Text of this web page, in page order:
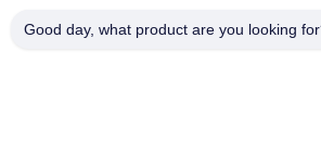
Επισκέψεις Στο
Good day, what product are you looking